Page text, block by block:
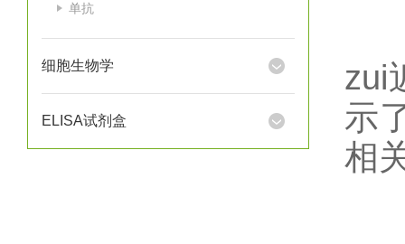
单抗
细胞生物学
ELISA试剂盒
zui
示
相